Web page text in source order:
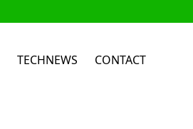
TECHNEWS CONTACT